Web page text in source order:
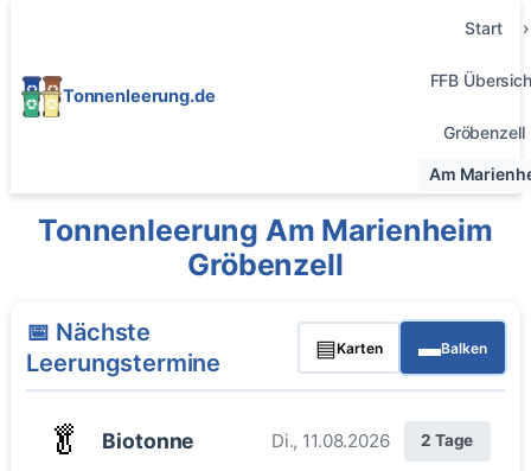
Tonnenleerung.de
Start
FFB
Gröbenzell
Am
Tonnenleerung Am Marienheim
Gröbenzell
📅 Nächste
Leerungstermine
▤Karten ▬Balken
🥬 Biotonne Di., 11.08.2026 2 Tage